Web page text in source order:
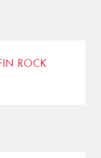
ROCK